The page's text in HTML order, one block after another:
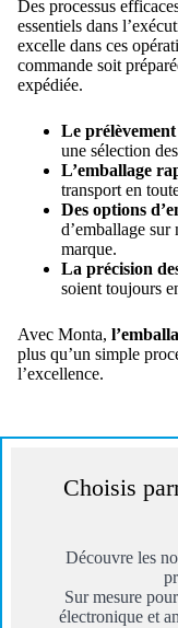
Des processus
essentiels dans
excelle dans ces
commande soit
expédiée.
Le
une sélection
L’emballage
transport en
Des options
d’emballage sur
marque.
La précision
soient toujours
Avec Monta,
plus qu’un simple
l’excellence.
Choisis
Découvre les
Sur mesure
électronique et